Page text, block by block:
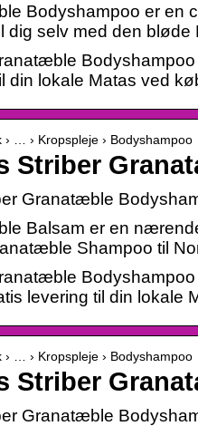
Bodyshampoo er en
dig selv med den
din lokale Matas ved
› … › Kropspleje › Bodyshampoo
Striber
Granatæble
Balsam er en
Shampoo til
levering til din lokale
› … › Kropspleje › Bodyshampoo
Striber
Granatæble